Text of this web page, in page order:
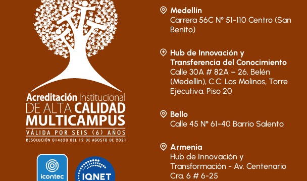
Medellín
Carrera 56C N° 51-110 Centro (San
Benito)
Hub de Innovación y
Transferencia del Conocimiento
Calle 30A # 82A – 26, Belén
(Medellín), C.C. Los Molinos, Torre
Ejecutiva, Piso 20
Bello
Calle 45 N° 61-40 Barrio Salento
Armenia
Hub de Innovación y
Transformación - Av. Centenario
Cra. 6 # 6-25